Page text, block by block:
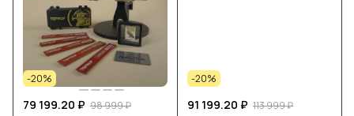
-20%
79 199.20 ₽ 98 999 ₽
-20%
91 199.20 ₽ 113 999 ₽